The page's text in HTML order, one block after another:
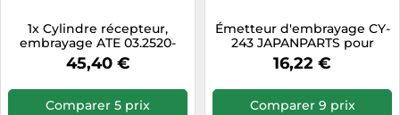
1x Cylindre récepteur,
embrayage ATE 03.2520-
1201.3 convient pour BMW
45,40 €
Comparer 5 prix
Émetteur d'embrayage CY-
243 JAPANPARTS pour
TOYOTA COROLLA
COROLLA Liftback
16,22 €
Comparer 9 prix